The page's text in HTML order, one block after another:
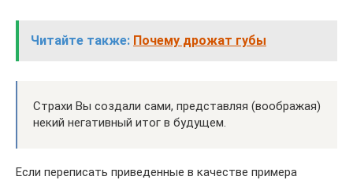
Читайте также: Почему дрожат губы
Страхи Вы создали сами, представляя (воображая)
некий негативный итог в будущем.
Если переписать приведенные в качестве примера